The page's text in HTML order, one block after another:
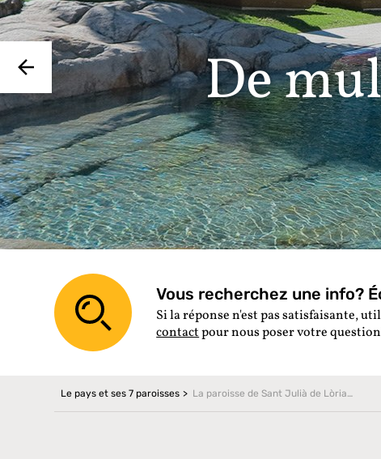
De
Vous recherchez une info?
Si la réponse n'est pas satisfaisante,
contactpour nous poser votre
Le pays et ses 7 paroisses La paroisse de Sant Julià de Lòria en Andorre